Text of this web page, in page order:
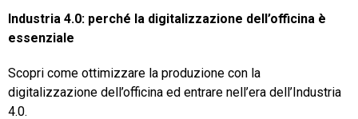
Industria 4.0: perché la digitalizzazione dell’officina è
essenziale
Scopri come ottimizzare la produzione con la
digitalizzazione dell’officina ed entrare nell’era dell’Industria
4.0.